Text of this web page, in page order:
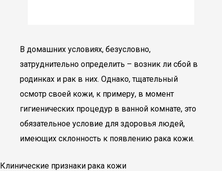
В домашних условиях, безусловно,
затруднительно определить – возник ли сбой в
родинках и рак в них. Однако, тщательный
осмотр своей кожи, к примеру, в момент
гигиенических процедур в ванной комнате, это
обязательное условие для здоровья людей,
имеющих склонность к появлению рака кожи.
Клинические признаки рака кожи